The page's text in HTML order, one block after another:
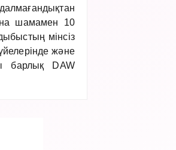
шамамен 10
мінсіз
және
барлық DAW